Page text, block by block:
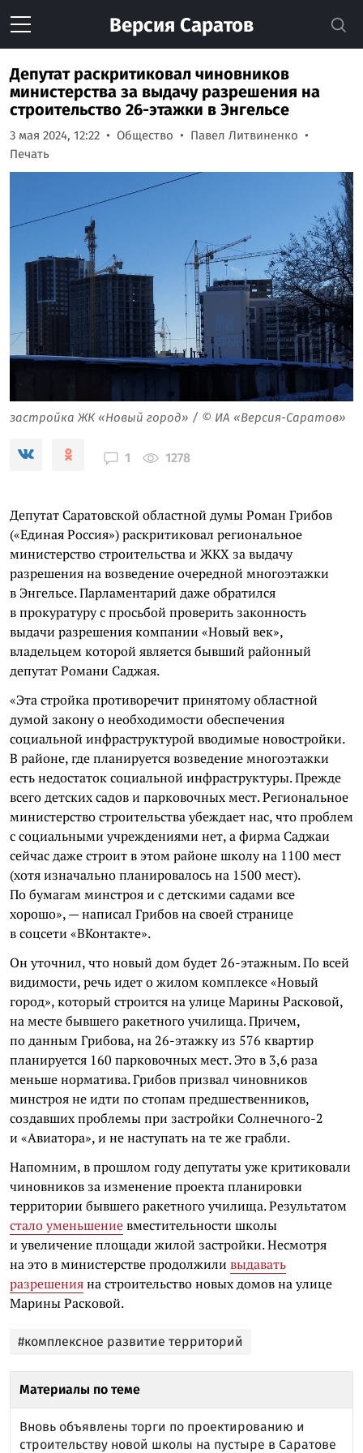
Версия Саратов
Депутат раскритиковал чиновников
министерства за выдачу разрешения на
строительство 26-этажки в Энгельсе
3 мая 2024, 12:22 Общество
Павел Литвиненко
Печать
застройка ЖК «Новый город» / © ИА «Версия-Саратов»
1 1278
Депутат Саратовской областной думы Роман Грибов
(«Единая Россия») раскритиковал региональное
министерство строительства и ЖКХ за выдачу
разрешения на возведение очередной многоэтажки
в Энгельсе. Парламентарий даже обратился
в прокуратуру с просьбой проверить законность
выдачи разрешения компании «Новый век»,
владельцем которой является бывший районный
депутат Романи Саджая.
«Эта стройка противоречит принятому областной
думой закону о необходимости обеспечения
социальной инфраструктурой вводимые новостройки.
В районе, где планируется возведение многоэтажки
есть недостаток социальной инфраструктуры. Прежде
всего детских садов и парковочных мест. Региональное
министерство строительства убеждает нас, что проблем
с социальными учреждениями нет, а фирма Саджаи
сейчас даже строит в этом районе школу на 1100 мест
(хотя изначально планировалось на 1500 мест).
По бумагам минстроя и с детскими садами все
хорошо», — написал Грибов на своей странице
в соцсети «ВКонтакте».
Он уточнил, что новый дом будет 26-этажным. По всей
видимости, речь идет о жилом комплексе «Новый
город», который строится на улице Марины Расковой,
на месте бывшего ракетного училища. Причем,
по данным Грибова, на 26-этажку из 576 квартир
планируется 160 парковочных мест. Это в 3,6 раза
меньше норматива. Грибов призвал чиновников
минстроя не идти по стопам предшественников,
создавших проблемы при застройки Солнечного-2
и «Авиатора», и не наступать на те же грабли.
Напомним, в прошлом году депутаты уже критиковали
чиновников за изменение проекта планировки
территории бывшего ракетного училища. Результатом
стало уменьшениевместительности школы
и увеличение площади жилой застройки. Несмотря
на это в министерстве продолжили выдавать
разрешенияна строительство новых домов на улице
Марины Расковой.
#комплексное развитие территорий
Материалы по теме
Вновь объявлены торги по проектированию и
строительству новой школы на пустыре в Саратове